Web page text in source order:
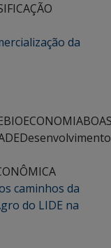
da
BIOECONOMIA
Desenvolvimento
caminhos da
do LIDE na